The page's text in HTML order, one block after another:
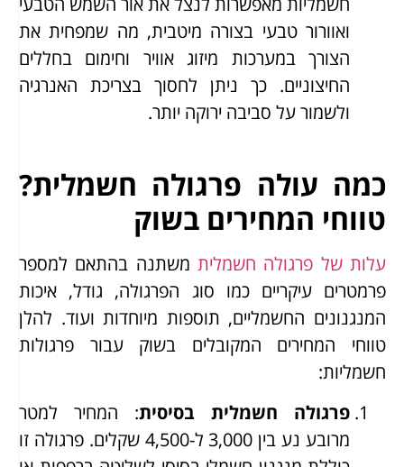
ואוורור טבעי בצורה מיטבית, מה שמפחית את
הצורך במערכות מיזוג אוויר וחימום בחללים
החיצוניים. כך ניתן לחסוך בצריכת האנרגיה
ולשמור על סביבה ירוקה יותר.
כמה עולה פרגולה חשמלית?
טווחי המחירים בשוק
עלות של פרגולה חשמלית משתנה בהתאם למספר
פרמטרים עיקריים כמו סוג הפרגולה, גודל, איכות
המנגנונים החשמליים, תוספות מיוחדות ועוד. להלן
טווחי המחירים המקובלים בשוק עבור פרגולות
חשמליות:
פרגולה חשמלית בסיסית: המחיר למטר
מרובע נע בין 3,000 ל-4,500 שקלים. פרגולה זו